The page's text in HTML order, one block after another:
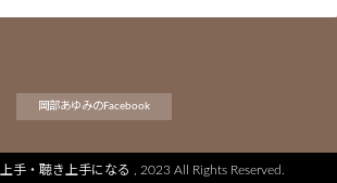
岡部あゆみのFacebook
手・聴き上手になる , 2023 All Rights Reserved.